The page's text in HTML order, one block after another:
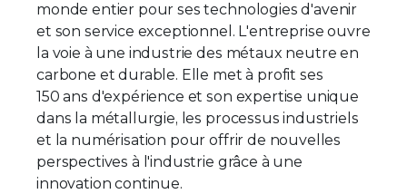
monde entier pour ses technologies d'avenir
et son service exceptionnel. L'entreprise ouvre
la voie à une industrie des métaux neutre en
carbone et durable. Elle met à profit ses
150 ans d'expérience et son expertise unique
dans la métallurgie, les processus industriels
et la numérisation pour offrir de nouvelles
perspectives à l'industrie grâce à une
innovation continue.